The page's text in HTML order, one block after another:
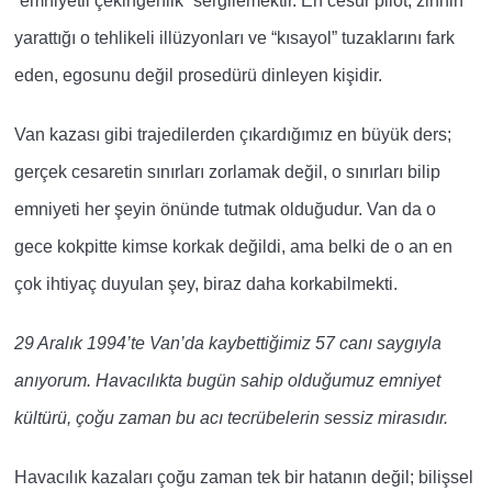
yarattığı o tehlikeli illüzyonları ve “kısayol” tuzaklarını fark
eden, egosunu değil prosedürü dinleyen kişidir.
Van kazası gibi trajedilerden çıkardığımız en büyük ders;
gerçek cesaretin sınırları zorlamak değil, o sınırları bilip
emniyeti her şeyin önünde tutmak olduğudur. Van da o
gece kokpitte kimse korkak değildi, ama belki de o an en
çok ihtiyaç duyulan şey, biraz daha korkabilmekti.
29 Aralık 1994’te Van’da kaybettiğimiz 57 canı saygıyla
anıyorum. Havacılıkta bugün sahip olduğumuz emniyet
kültürü, çoğu zaman bu acı tecrübelerin sessiz mirasıdır.
Havacılık kazaları çoğu zaman tek bir hatanın değil; bilişsel